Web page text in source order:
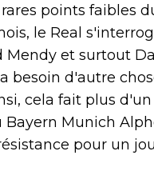
points faibles
le Real
Mendy et surtout
besoin d'autre
cela fait plus
Munich
pour un